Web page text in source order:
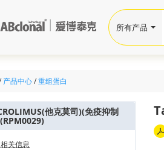
产品中心/重组蛋白
他克莫司)(免疫抑制
关信息
所有产品